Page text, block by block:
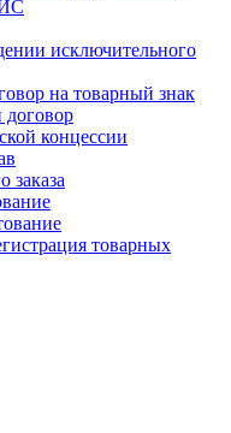
исключительного
на товарный знак
концессии
заказа
товарных